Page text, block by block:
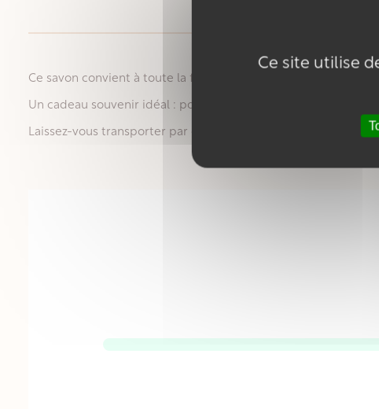
Ce site utilise
Ce savon convient à toute la famille : sa formule douce
Un cadeau souvenir idéal : pour prolonger l’esprit des
Laissez-vous transporter par ce savon unique, entre tradition